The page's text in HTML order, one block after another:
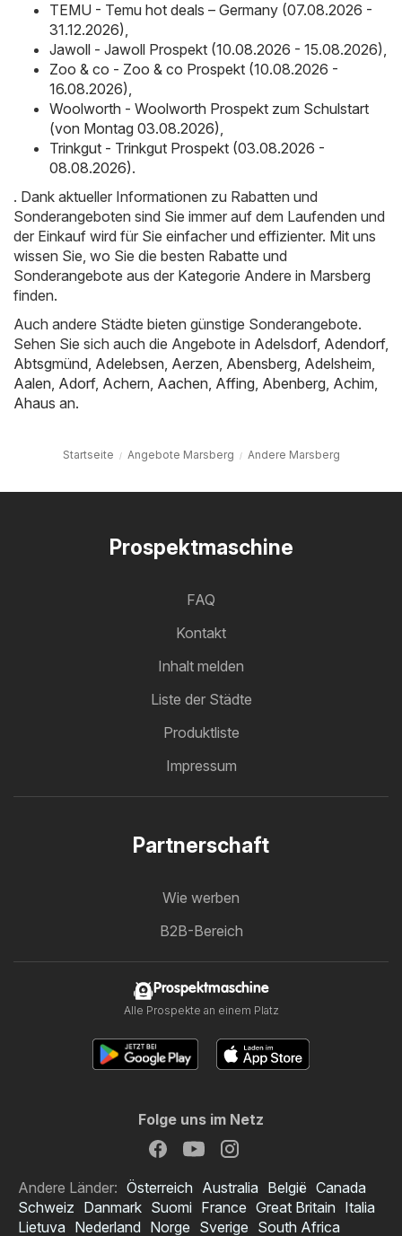
TEMU - Temu hot deals – Germany (07.08.2026 -
31.12.2026),
Jawoll - Jawoll Prospekt (10.08.2026 - 15.08.2026),
Zoo & co - Zoo & co Prospekt (10.08.2026 -
16.08.2026),
Woolworth - Woolworth Prospekt zum Schulstart
(von Montag 03.08.2026),
Trinkgut - Trinkgut Prospekt (03.08.2026 -
08.08.2026).
. Dank aktueller Informationen zu Rabatten und
Sonderangeboten sind Sie immer auf dem Laufenden und
der Einkauf wird für Sie einfacher und effizienter. Mit uns
wissen Sie, wo Sie die besten Rabatte und
Sonderangebote aus der Kategorie Andere in Marsberg
finden.
Auch andere Städte bieten günstige Sonderangebote.
Sehen Sie sich auch die Angebote in Adelsdorf, Adendorf,
Abtsgmünd, Adelebsen, Aerzen, Abensberg, Adelsheim,
Aalen, Adorf, Achern, Aachen, Affing, Abenberg, Achim,
Ahaus an.
Startseite Angebote Marsberg Andere Marsberg
Prospektmaschine
FAQ
Kontakt
Inhalt melden
Liste der Städte
Produktliste
Impressum
Partnerschaft
Wie werben
B2B-Bereich
Prospektmaschine
Alle Prospekte an einem Platz
Folge uns im Netz
Andere Länder: Österreich Australia België Canada
Schweiz Danmark Suomi France Great Britain Italia
Lietuva Nederland Norge Sverige South Africa